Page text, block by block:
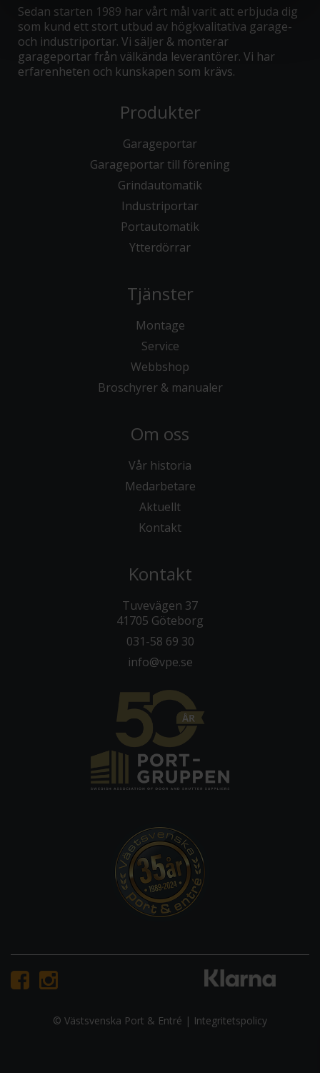
Sedan starten 1989 har vårt mål varit att erbjuda dig
som kund ett stort utbud av högkvalitativa garage-
och industriportar. Vi säljer & monterar
garageportar från välkända leverantörer. Vi har
erfarenheten och kunskapen som krävs.
Produkter
Garageportar
Garageportar till förening
Grindautomatik
Industriportar
Portautomatik
Ytterdörrar
Tjänster
Montage
Service
Webbshop
Broschyrer & manualer
Om oss
Vår historia
Medarbetare
Aktuellt
Kontakt
Kontakt
Tuvevägen 37
41705 Göteborg
031-58 69 30
info@vpe.se
© Västsvenska Port & Entré | Integritetspolicy